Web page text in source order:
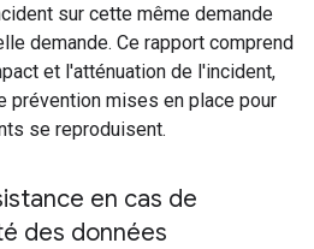
sur cette même demande
demande. Ce rapport comprend
et l'atténuation de l'incident,
prévention mises en place pour
se reproduisent.
en cas de
des données